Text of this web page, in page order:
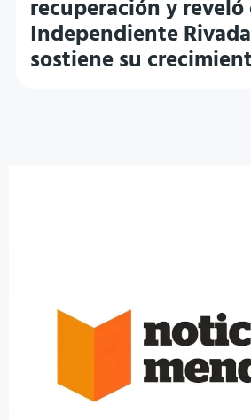
recuperación y reveló
Independiente
sostiene su